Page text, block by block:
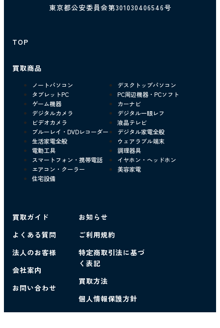
東京都公安委員会第301030406546号
TOP
買取商品
ノートパソコン
デスクトップパソコン
タブレットPC
PC周辺機器・PCソフト
ゲーム機器
カーナビ
デジタルカメラ
デジタル一眼レフ
ビデオカメラ
液晶テレビ
ブルーレイ・DVDレコーダー
デジタル家電全般
生活家電全般
ウェアラブル端末
電動工具
調理器具
スマートフォン・携帯電話
イヤホン・ヘッドホン
エアコン・クーラー
美容家電
住宅設備
買取ガイド
よくある質問
法人のお客様
会社案内
お問い合わせ
お知らせ
ご利用規約
特定商取引法に基づ
く表記
買取方法
個人情報保護方針